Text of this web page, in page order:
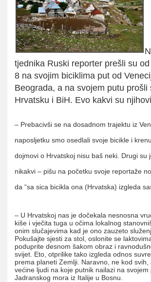
tjednika Ruski reporter prešli su
8 na svojim biciklima put od
Beograda, a na svojem putu prošli
Hrvatsku i BiH. Evo kakvi su
– Prebacivši se na dosadnom trajektu iz
naposljetku smo osedlali svoje bicikle i
dojmovi o Hrvatskoj nisu baš neki. Drugi su
nikakvi – pišu na početku svoje reportaže
da “sa sica bicikla ona (Hrvatska) izgleda
– U Hrvatskoj nas je dočekala nesnosna
kiše i vječita tuga u očima lokalnog
onim slučajevima kad je ono zauzeto
Pokušajte sjesti za stol, oslonite se
poduprite desnom šakom obraz i
svijet. Eto, otprilike tako izgleda odnos
prema planeti Zemlji. Naravno, ne kod svih,
većine ljudi na koje putnik nailazi na svojem
Jadranskog mora iz Italije u Bosnu.